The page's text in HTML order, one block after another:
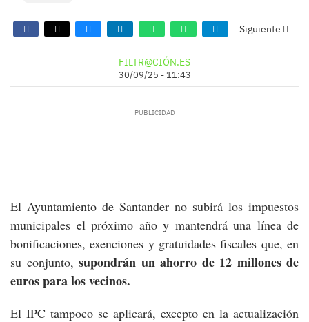
Siguiente
FILTR@CIÓN.ES
30/09/25 - 11:43
El Ayuntamiento de Santander no subirá los impuestos
municipales el próximo año y mantendrá una línea de
bonificaciones, exenciones y gratuidades fiscales que, en
su conjunto, supondrán un ahorro de 12 millones de
euros para los vecinos.
El IPC tampoco se aplicará, excepto en la actualización